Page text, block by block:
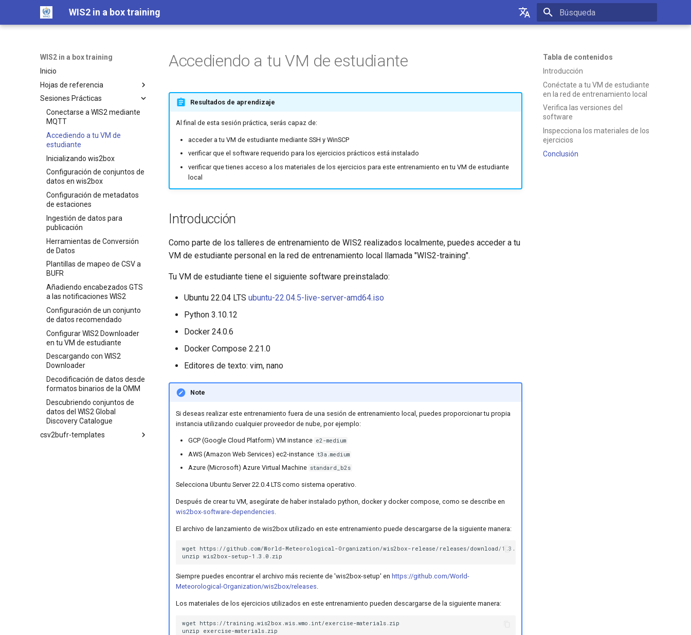
WIS2 in a box training
中文
Русский
WIS2 in a box training
Inicio
Hojas de referencia
Linux cheatsheet
Docker cheatsheet
WIS2 in a box cheatsheet
Sesiones Prácticas
Conectarse a WIS2 mediante
MQTT
Accediendo a tu VM de
estudiante
Inicializando wis2box
Configuración de conjuntos de
datos en wis2box
Configuración de metadatos
de estaciones
Ingestión de datos para
publicación
Herramientas de Conversión
de Datos
Plantillas de mapeo de CSV a
BUFR
Añadiendo encabezados GTS
a las notificaciones WIS2
Configuración de un conjunto
de datos recomendado
Configurar WIS2 Downloader
en tu VM de estudiante
Descargando con WIS2
Downloader
Decodificación de datos desde
formatos binarios de la OMM
Descubriendo conjuntos de
datos del WIS2 Global
Discovery Catalogue
csv2bufr-templates
Tabla de contenidos
Introducción
Conéctate a tu VM de estudiante
en la red de entrenamiento local
Verifica las versiones del
software
Inspecciona los materiales de los
ejercicios
Conclusión
Accediendo a tu VM de estudiante
Resultados de aprendizaje
Al final de esta sesión práctica, serás capaz de:
acceder a tu VM de estudiante mediante SSH y WinSCP
verificar que el software requerido para los ejercicios prácticos está instalado
verificar que tienes acceso a los materiales de los ejercicios para este entrenamiento en tu VM de estudiante
local
Introducción
Como parte de los talleres de entrenamiento de WIS2 realizados localmente, puedes acceder a tu
VM de estudiante personal en la red de entrenamiento local llamada "WIS2-training".
Tu VM de estudiante tiene el siguiente software preinstalado:
Ubuntu 22.04 LTS ubuntu-22.04.5-live-server-amd64.iso
Python 3.10.12
Docker 24.0.6
Docker Compose 2.21.0
Editores de texto: vim, nano
Note
Si deseas realizar este entrenamiento fuera de una sesión de entrenamiento local, puedes proporcionar tu propia
instancia utilizando cualquier proveedor de nube, por ejemplo:
GCP (Google Cloud Platform) VM instance e2-medium
AWS (Amazon Web Services) ec2-instance t3a.medium
Azure (Microsoft) Azure Virtual Machine standard_b2s
Selecciona Ubuntu Server 22.0.4 LTS como sistema operativo.
Después de crear tu VM, asegúrate de haber instalado python, docker y docker compose, como se describe en
wis2box-software-dependencies
El archivo de lanzamiento de wis2box utilizado en este entrenamiento puede descargarse de la siguiente manera:
wget https://github.com/World-Meteorological-Organization/wis2box-release/releases/download/1.3.0/wis2box-setup-1.3.0.zip
unzip
Siempre puedes encontrar el archivo más reciente de 'wis2box-setup' en https://github.com/World-
Meteorological-Organization/wis2box/releases.
Los materiales de los ejercicios utilizados en este entrenamiento pueden descargarse de la siguiente manera:
wget https://training.wis2box.wis.wmo.int/exercise-materials.zip
unzip